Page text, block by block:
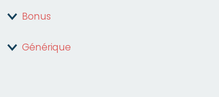
Bonus
Générique